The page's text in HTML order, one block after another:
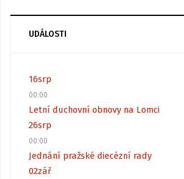
UDÁLOSTI
16srp
00:00
Letní duchovní obnovy na Lomci
26srp
00:00
Jednání pražské diecézní rady
02zář